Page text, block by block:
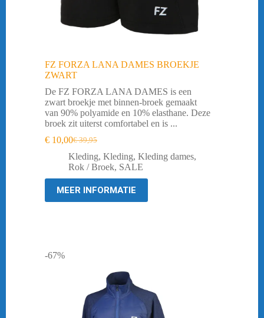
FZ FORZA LANA DAMES BROEKJE
ZWART
De FZ FORZA LANA DAMES is een
zwart broekje met binnen-broek gemaakt
van 90% polyamide en 10% elasthane. Deze
broek zit uiterst comfortabel en is ...
€39,95
Oorspronkelijke
prijs
was:
€ 39,95.
€ 10,00Huidige
prijs
is:
€ 10,00.
Kleding, Kleding, Kleding dames,
Rok / Broek, SALE
MEER INFORMATIE
-67%